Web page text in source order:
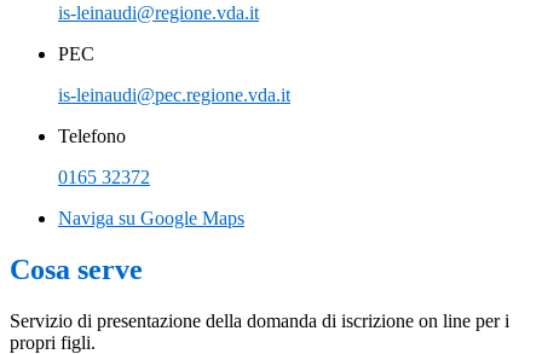
is-leinaudi@regione.vda.it
PEC
is-leinaudi@pec.regione.vda.it
Telefono
0165 32372
Naviga su Google Maps
Cosa serve
Servizio di presentazione della domanda di iscrizione on line per i
propri figli.